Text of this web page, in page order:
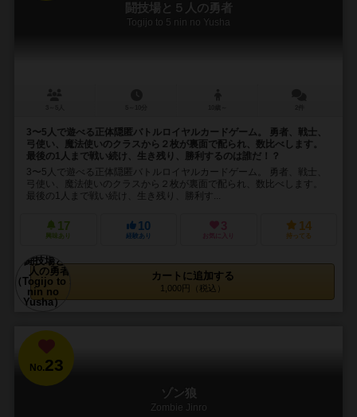
闘技場と５人の勇者
Togijo to 5 nin no Yusha
3〜5人で遊べる正体隠匿バトルロイヤルカードゲーム。 勇者、戦士、
弓使い、魔法使いのクラスから２枚が裏面で配られ、数比べします。
最後の1人まで戦い続け、生き残り、勝利するのは誰だ！？
3〜5人で遊べる正体隠匿バトルロイヤルカードゲーム。 勇者、戦士、
弓使い、魔法使いのクラスから２枚が裏面で配られ、数比べします。
最後の1人まで戦い続け、生き残り、勝利す...
17
興味あり
10
経験あり
3
お気に入り
14
持ってる
カートに追加する
1,000円（税込）
No.23
ゾン狼
Zombie Jinro